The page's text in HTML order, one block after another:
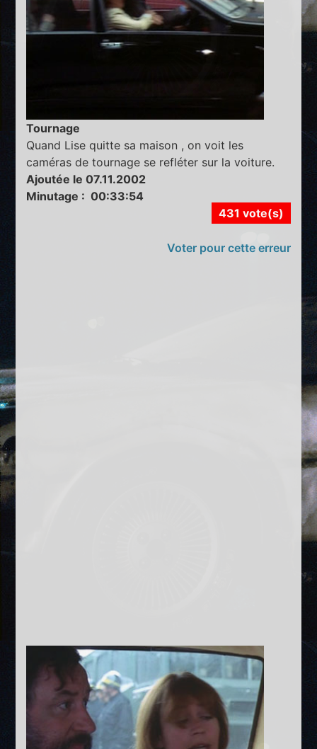
Tournage
Quand Lise quitte sa maison , on voit les
caméras de tournage se refléter sur la voiture.
Ajoutée le 07.11.2002
Minutage : 00:33:54
431 vote(s)
Voter pour cette erreur